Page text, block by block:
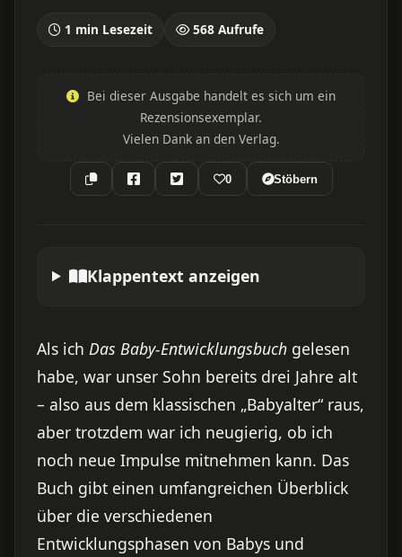
1 min Lesezeit 568 Aufrufe
Bei dieser Ausgabe handelt es sich um ein
Rezensionsexemplar.
Vielen Dank an den Verlag.
0 Stöbern
Klappentext anzeigen
Als ich Das Baby-Entwicklungsbuch gelesen
habe, war unser Sohn bereits drei Jahre alt
– also aus dem klassischen „Babyalter“ raus,
aber trotzdem war ich neugierig, ob ich
noch neue Impulse mitnehmen kann. Das
Buch gibt einen umfangreichen Überblick
über die verschiedenen
Entwicklungsphasen von Babys und